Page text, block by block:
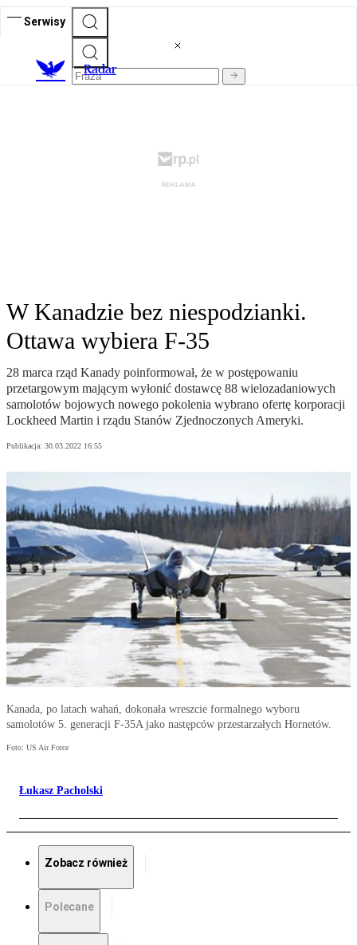
Serwisy
Radar
W Kanadzie bez niespodzianki.
Ottawa wybiera F-35
28 marca rząd Kanady poinformował, że w postępowaniu
przetargowym mającym wyłonić dostawcę 88 wielozadaniowych
samolotów bojowych nowego pokolenia wybrano ofertę korporacji
Lockheed Martin i rządu Stanów Zjednoczonych Ameryki.
Publikacja: 30.03.2022 16:55
Kanada, po latach wahań, dokonała wreszcie formalnego wyboru
samolotów 5. generacji F-35A jako następców przestarzałych Hornetów.
Foto: US Air Force
Łukasz Pacholski
Zobacz również
Polecane